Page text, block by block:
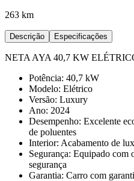
263 km
Descrição Especificações
NETA AYA 40,7 KW
Potência: 40,7 kW
Modelo: Elétrico
Versão: Luxury
Ano: 2024
Desempenho: Excelente
de poluentes
Interior: Acabamento de
Segurança: Equipado com
segurança
Garantia: Carro com